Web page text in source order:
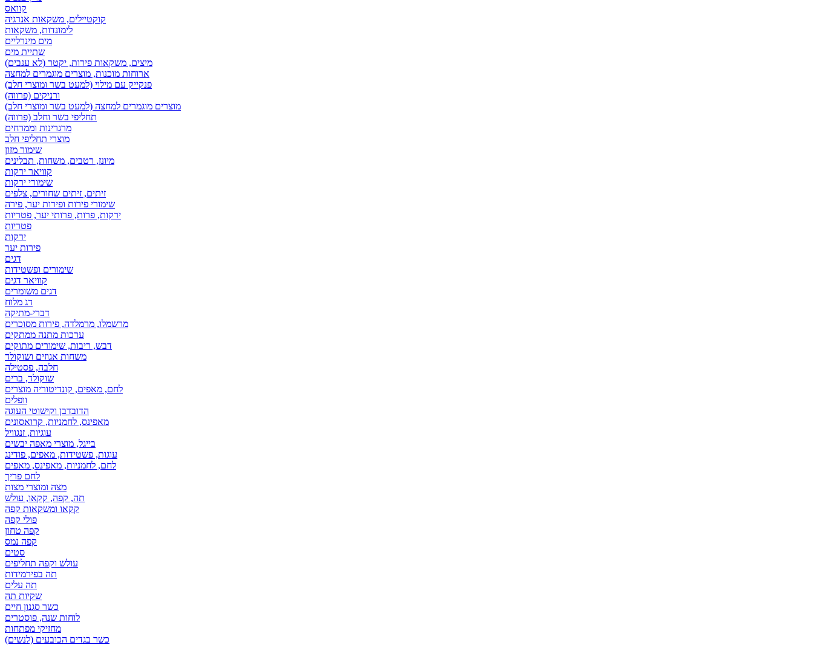
קוואס
קוקטיילים, משקאות אנרגיה
לימונדות, משקאות
מים מינרליים
שתיית מים
מיצים, משקאות פירות, יקטר (לא ענבים)
ארוחות מוכנות, מוצרים מוגמרים למחצה
פנקייק עם מילוי (למעט בשר ומוצרי חלב)
ורניקים (פרווה)
מוצרים מוגמרים למחצה (למעט בשר ומוצרי חלב)
תחליפי בשר וחלב (פרווה)
מרגרינות וממרחים
מוצרי תחליפי חלב
שימור מזון
מיונז, רטבים, משחות, תבלינים
קוויאר ירקות
שימורי ירקות
זיתים, זיתים שחורים, צלפים
שימורי פירות ופירות יער, פירה
ירקות, פרות, פרותי יער, פטריות
פטריות
ירקות
פירות יער
דגים
שימורים ופשטידות
קוויאר דגים
דגים משומרים
דג מלוח
דברי-מתיקה
מרשמלו, מרמלדה, פירות מסוכרים
ערכות מתנה ממתקים
דבש, ריבות, שימורים מתוקים
משחות אגוזים ושוקולד
חלבה, פסטילה
שוקולד, ברים
לחם, מאפים, קונדיטוריה מוצרים
וופלים
הדובדבן וקישוטי העוגה
מאפינס, לחמניות, קרואסונים
עוגיות, זנגוויל
בייגל, מוצרי מאפה יבשים
עוגות, פשטידות, מאפים, פודינג
לחם, לחמניות, מאפינס, מאפים
לחם פריך
מצה ומוצרי מצות
תה, קפה, קקאו, עולש
קקאו ומשקאות קפה
פולי קפה
קפה טחון
קפה נמס
סטים
עולש וקפה תחליפים
תה בפירמידות
תה עלים
שקיות תה
כשר סגנון חיים
לוחות שנה, פוסטרים
מחזיקי מפתחות
כשר בגדים הכובעים (לנשים)